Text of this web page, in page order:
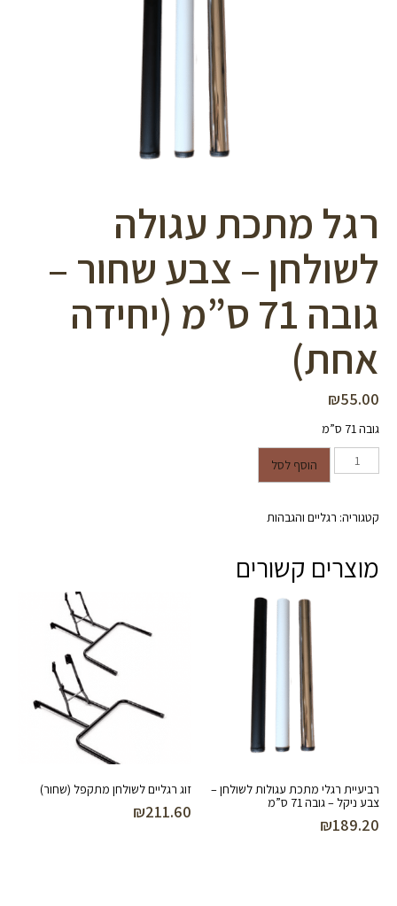
רגל מתכת עגולה
לשולחן – צבע שחור –
גובה 71 ס”מ (יחידה
אחת)
₪55.00
גובה 71 ס”מ
כמות של רגל מתכת עגולה לשולחן -
צבע שחור - גובה 71 ס"מ (יחידה
הוסף לסל
קטגוריה: רגליים והגבהות
מוצרים קשורים
רביעיית רגלי מתכת עגולות לשולחן –
צבע ניקל – גובה 71 ס”מ
₪189.20
זוג רגליים לשולחן מתקפל (שחור)
₪211.60